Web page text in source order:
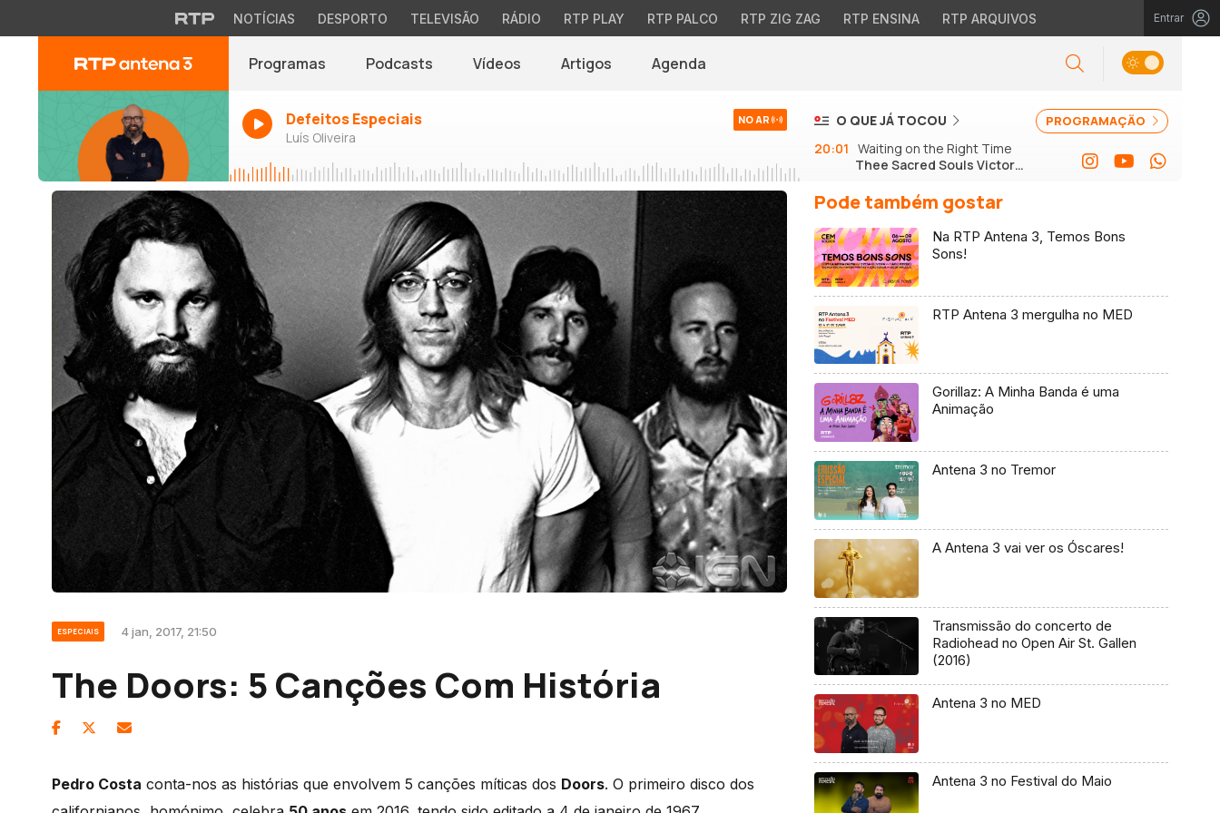
NOTÍCIAS DESPORTO TELEVISÃO RÁDIO RTP PLAY RTP PALCO RTP ZIG ZAG RTP ENSINA RTP ARQUIVOS Entrar
Programas Podcasts Vídeos Artigos Agenda
Defeitos Especiais
Luís Oliveira
NO AR PROGRAMAÇÃO
O QUE JÁ TOCOU
20:01 Waiting on the Right Time
Thee Sacred Souls Victor
ESPECIAIS 4 jan, 2017, 21:50
The Doors: 5 Canções Com História
Pedro Costa conta-nos as histórias que envolvem 5 canções míticas dos Doors. O primeiro disco dos
Pode também gostar
Na RTP Antena 3, Temos Bons
Sons!
RTP Antena 3 mergulha no MED
Gorillaz: A Minha Banda é uma
Animação
Antena 3 no Tremor
A Antena 3 vai ver os Óscares!
Transmissão do concerto de
Radiohead no Open Air St. Gallen
(2016)
Antena 3 no MED
Antena 3 no Festival do Maio